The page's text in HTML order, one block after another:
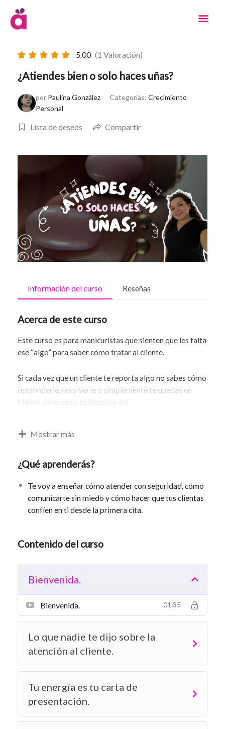
contenido
5.00 (1 Valoración)
¿Atiendes bien o solo haces uñas?
por Paulina González Categorías:Crecimiento
Personal
Lista de deseos Compartir
Información del curso Reseñas
Acerca de este curso
Este curso es para manicuristas que sienten que les falta
ese “algo” para saber cómo tratar al cliente.
Si cada vez que un cliente te reporta algo no sabes cómo
responderle, resolverle o simplemente te quedas en
blanco, este curso es ideal para ti.
comunicarte sin miedo y cómo hacer que tus clientas
La atención sí importa.
Tu energía es tu carta de presentación.
Las 3 fases del servicio.
Cómo subir tus precios sin perder clientes.
Haz que se enamoren de ti.
Mostrar más
¿Qué aprenderás?
Te voy a enseñar cómo atender con seguridad, cómo
comunicarte sin miedo y cómo hacer que tus clientas
confíen en ti desde la primera cita.
Contenido del curso
Bienvenida.
Bienvenida. 01:35
Lo que nadie te dijo sobre la
atención al cliente.
Tu energía es tu carta de
presentación.